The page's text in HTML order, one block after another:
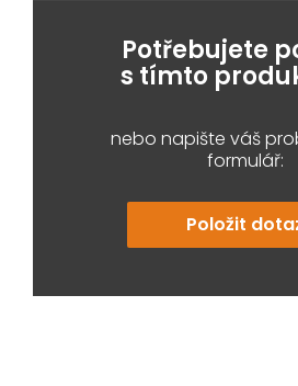
Potřebujete
s tímto
nebo napište váš
formulář:
Položit